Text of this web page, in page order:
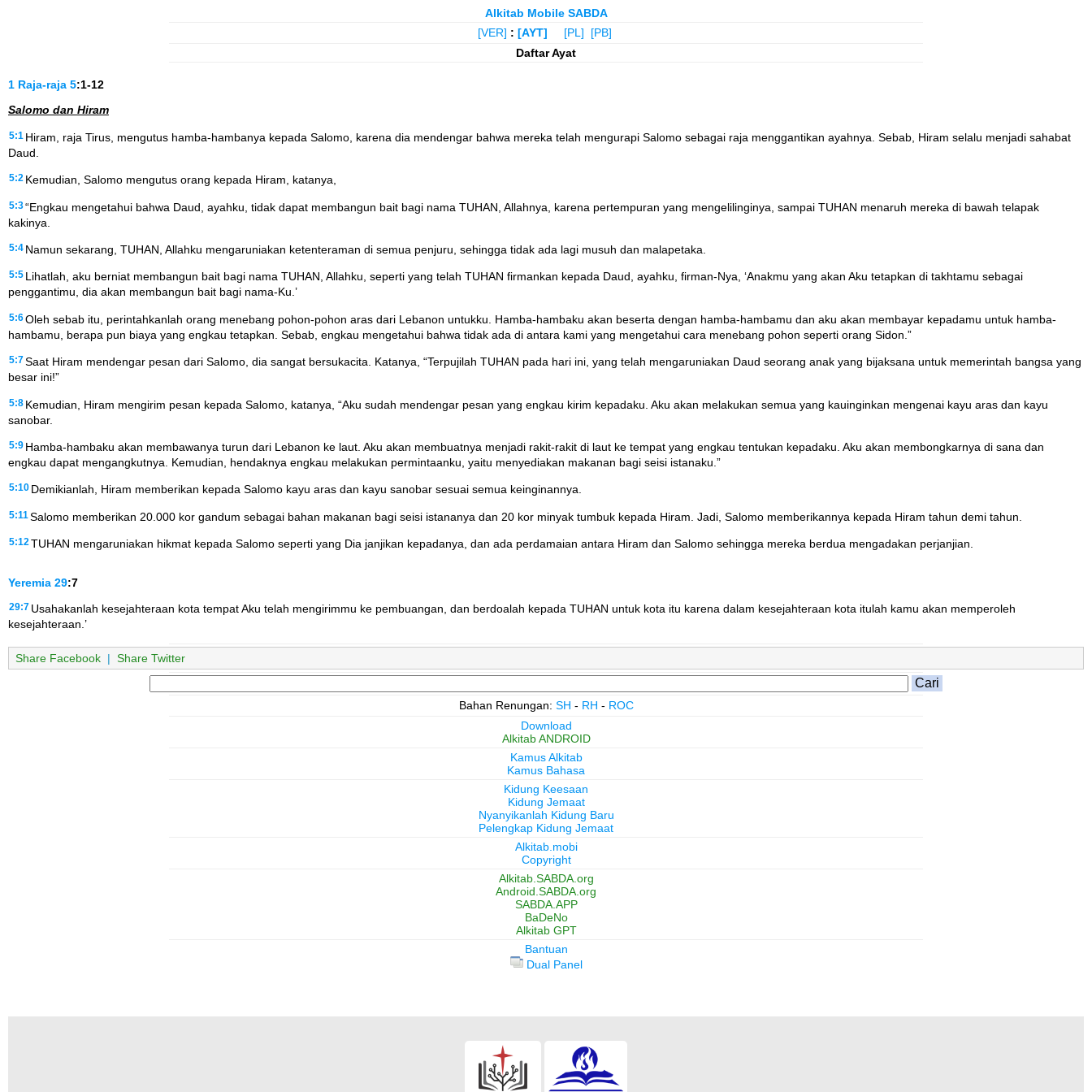
Alkitab Mobile SABDA
[VER] : [AYT] [PL]
[PB]
Daftar Ayat
1 Raja-raja 5:1-12
Salomo dan Hiram
5:1 Hiram, raja Tirus, mengutus hamba-hambanya kepada Salomo, karena dia mendengar bahwa mereka telah mengurapi Salomo sebagai raja menggantikan ayahnya. Sebab, Hiram selalu menjadi sahabat
Daud.
5:2 Kemudian, Salomo mengutus orang kepada Hiram, katanya,
5:3“Engkau mengetahui bahwa Daud, ayahku, tidak dapat membangun bait bagi nama TUHAN, Allahnya, karena pertempuran yang mengelilinginya, sampai TUHAN menaruh mereka di bawah telapak
kakinya.
5:4 Namun sekarang, TUHAN, Allahku mengaruniakan ketenteraman di semua penjuru, sehingga tidak ada lagi musuh dan malapetaka.
5:5 Lihatlah, aku berniat membangun bait bagi nama TUHAN, Allahku, seperti yang telah TUHAN firmankan kepada Daud, ayahku, firman-Nya, ‘Anakmu yang akan Aku tetapkan di takhtamu sebagai
penggantimu, dia akan membangun bait bagi nama-Ku.’
5:6Oleh sebab itu, perintahkanlah orang menebang pohon-pohon aras dari Lebanon untukku. Hamba-hambaku akan beserta dengan hamba-hambamu dan aku akan membayar kepadamu untuk hamba-
hambamu, berapa pun biaya yang engkau tetapkan. Sebab, engkau mengetahui bahwa tidak ada di antara kami yang mengetahui cara menebang pohon seperti orang Sidon.”
5:7Saat Hiram mendengar pesan dari Salomo, dia sangat bersukacita. Katanya, “Terpujilah TUHAN pada hari ini, yang telah mengaruniakan Daud seorang anak yang bijaksana untuk memerintah bangsa yang
besar ini!”
5:8 Kemudian, Hiram mengirim pesan kepada Salomo, katanya, “Aku sudah mendengar pesan yang engkau kirim kepadaku. Aku akan melakukan semua yang kauinginkan mengenai kayu aras dan kayu
sanobar.
5:9 Hamba-hambaku akan membawanya turun dari Lebanon ke laut. Aku akan membuatnya menjadi rakit-rakit di laut ke tempat yang engkau tentukan kepadaku. Aku akan membongkarnya di sana dan
engkau dapat mengangkutnya. Kemudian, hendaknya engkau melakukan permintaanku, yaitu menyediakan makanan bagi seisi istanaku.”
5:10 Demikianlah, Hiram memberikan kepada Salomo kayu aras dan kayu sanobar sesuai semua keinginannya.
5:11 Salomo memberikan 20.000 kor gandum sebagai bahan makanan bagi seisi istananya dan 20 kor minyak tumbuk kepada Hiram. Jadi, Salomo memberikannya kepada Hiram tahun demi tahun.
5:12 TUHAN mengaruniakan hikmat kepada Salomo seperti yang Dia janjikan kepadanya, dan ada perdamaian antara Hiram dan Salomo sehingga mereka berdua mengadakan perjanjian.
Yeremia 29:7
29:7 Usahakanlah kesejahteraan kota tempat Aku telah mengirimmu ke pembuangan, dan berdoalah kepada TUHAN untuk kota itu karena dalam kesejahteraan kota itulah kamu akan memperoleh
kesejahteraan.’
Share Facebook | Share Twitter
Bahan Renungan: SH - RH - ROC
Download
Alkitab ANDROID
Kamus Alkitab
Kamus Bahasa
Kidung Keesaan
Kidung Jemaat
Nyanyikanlah Kidung Baru
Pelengkap Kidung Jemaat
Alkitab.mobi
Copyright
Alkitab.SABDA.org
Android.SABDA.org
SABDA.APP
BaDeNo
Alkitab GPT
Bantuan
Dual Panel